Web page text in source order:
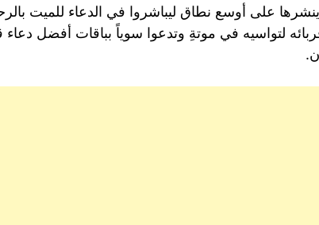
على أوسع نطاق ليباشروا في الدعاء للميت
لتواسيه في موتةِ وتدعوا سوياً بباقات أفضل